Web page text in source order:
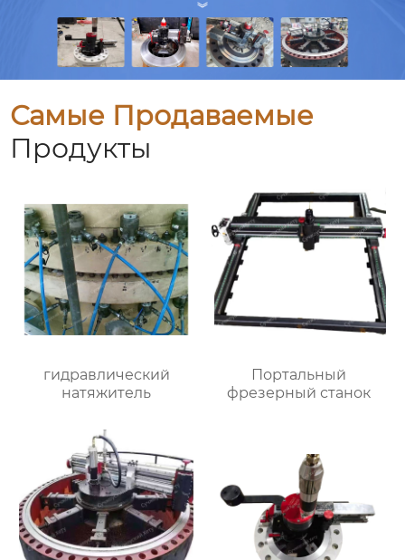
Самые Продаваемые
Продукты
гидравлический
натяжитель
Портальный
фрезерный станок